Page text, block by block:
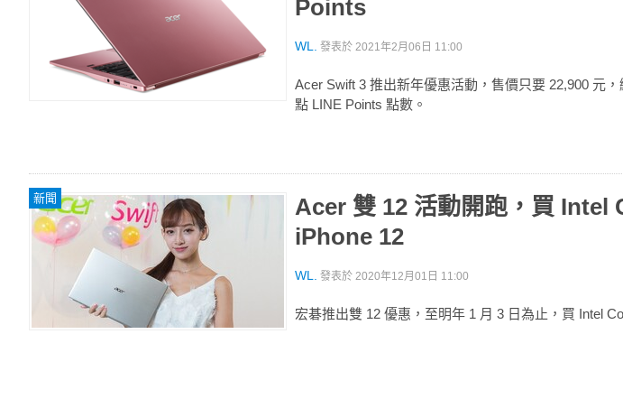
Points
WL. 發表於 2021年2月06日 11:00
Acer Swift 3 推出新年優惠活動，售價只要 22,900 元
點 LINE Points 點數。
新聞
Acer 雙 12 活動開跑，買 Intel
iPhone 12
WL. 發表於 2020年12月01日 11:00
宏碁推出雙 12 優惠，至明年 1 月 3 日為止，買 Intel